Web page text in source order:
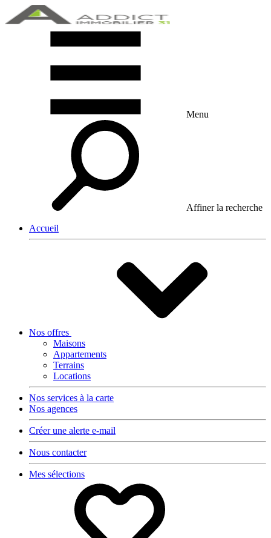
Menu
Affiner la recherche
Accueil
Nos offres
Maisons
Appartements
Terrains
Locations
Nos services à la carte
Nos agences
Créer une alerte e-mail
Nous contacter
Mes sélections